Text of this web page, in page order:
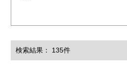
検索結果： 135件